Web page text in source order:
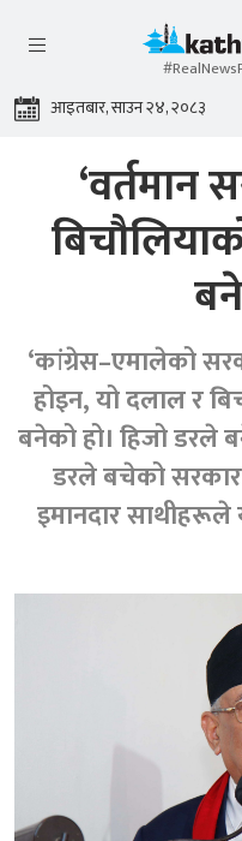
आइतबार, साउन २४, २०८३
‘वर्तमान
‘कांग्रेस–एमालेको
होइन, यो दलाल र
बनेको हो। हिजो डरले
डरले बचेको सरकार
इमानदार साथीहरूले